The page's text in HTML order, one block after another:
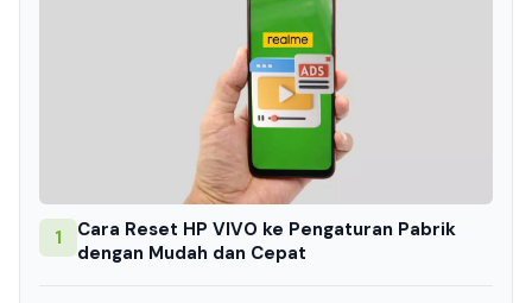
1
Cara Reset HP VIVO ke Pengaturan Pabrik
dengan Mudah dan Cepat